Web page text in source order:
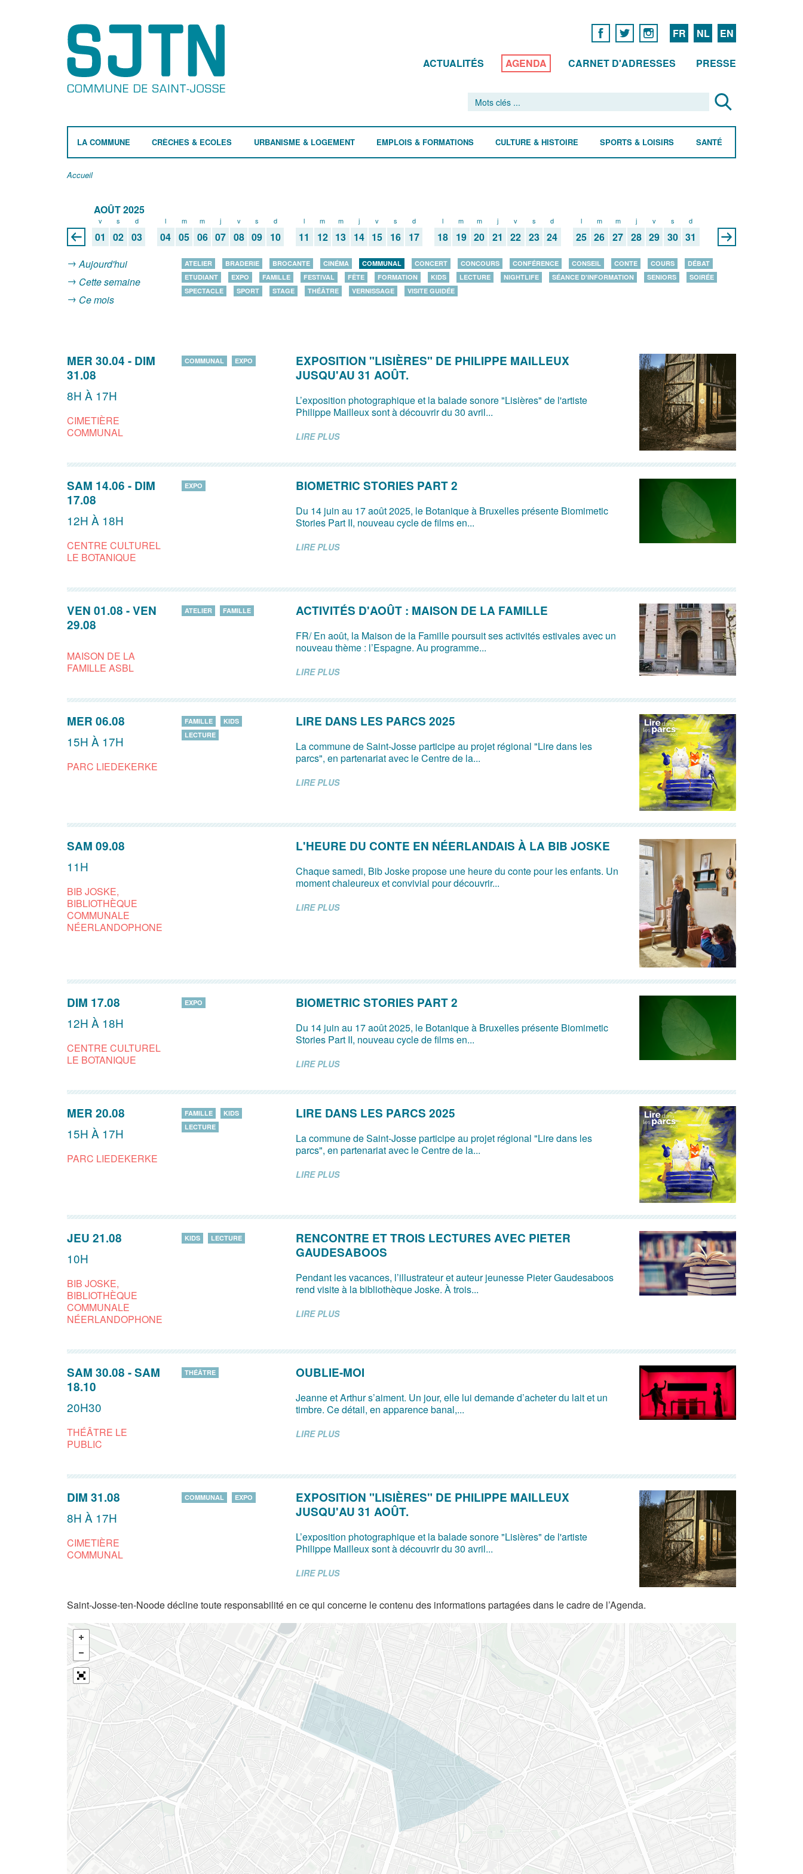
FR NL EN
ACTUALITÉS AGENDA CARNET D'ADRESSES PRESSE
LA COMMUNE CRÈCHES & ECOLES URBANISME & LOGEMENT EMPLOIS & FORMATIONS CULTURE & HISTOIRE SPORTS & LOISIRS SANTÉ
Accueil
AOÛT 2025
v
01
s
02
d
03
l
04
m
05
m
06
j
07
v
08
s
09
d
10
l
11
m
12
m
13
j
14
v
15
s
16
d
17
l
18
m
19
m
20
j
21
v
22
s
23
d
24
l
25
m
26
m
27
j
28
v
29
s
30
d
31
Aujourd'hui
Cette semaine
Ce mois
ATELIER BRADERIE BROCANTE CINÉMA COMMUNAL CONCERT CONCOURS CONFÉRENCE CONSEIL CONTE COURS
DÉBAT
ETUDIANT
EXPO FAMILLE FESTIVAL FÊTE FORMATION KIDS LECTURE NIGHTLIFE SÉANCE D'INFORMATION SENIORS
SOIRÉE
SPECTACLE
SPORT STAGE THÉÂTRE VERNISSAGE VISITE GUIDÉE
MER 30.04 - DIM
31.08
8H À 17H
CIMETIÈRE
COMMUNAL
COMMUNAL EXPO
EXPOSITION "LISIÈRES" DE PHILIPPE MAILLEUX
JUSQU'AU 31 AOÛT.
L’exposition photographique et la balade sonore "Lisières" de l'artiste
Philippe Mailleux sont à découvrir du 30 avril...
LIRE PLUS
SAM 14.06 - DIM
17.08
12H À 18H
CENTRE CULTUREL
LE BOTANIQUE
EXPO BIOMETRIC STORIES PART 2
Du 14 juin au 17 août 2025, le Botanique à Bruxelles présente Biomimetic
Stories Part II, nouveau cycle de films en...
LIRE PLUS
VEN 01.08 -VEN
29.08
MAISON DE LA
FAMILLE ASBL
ATELIER FAMILLE ACTIVITÉS D'AOÛT : MAISON DE LA FAMILLE
FR/ En août, la Maison de la Famille poursuit ses activités estivales avec un
nouveau thème : l’Espagne. Au programme...
LIRE PLUS
MER 06.08
15H À 17H
PARC LIEDEKERKE
FAMILLE
KIDS
LECTURE
LIRE DANS LES PARCS 2025
La commune de Saint-Josse participe au projet régional "Lire dans les
parcs", en partenariat avec le Centre de la...
LIRE PLUS
SAM 09.08
11H
BIB JOSKE,
BIBLIOTHÈQUE
COMMUNALE
NÉERLANDOPHONE
L'HEURE DU CONTE EN NÉERLANDAIS À LA BIB JOSKE
Chaque samedi, Bib Joske propose une heure du conte pour les enfants. Un
moment chaleureux et convivial pour découvrir...
LIRE PLUS
DIM 17.08
12H À 18H
CENTRE CULTUREL
LE BOTANIQUE
EXPO BIOMETRIC STORIES PART 2
Du 14 juin au 17 août 2025, le Botanique à Bruxelles présente Biomimetic
Stories Part II, nouveau cycle de films en...
LIRE PLUS
MER 20.08
15H À 17H
PARC LIEDEKERKE
FAMILLE
KIDS
LECTURE
LIRE DANS LES PARCS 2025
La commune de Saint-Josse participe au projet régional "Lire dans les
parcs", en partenariat avec le Centre de la...
LIRE PLUS
JEU 21.08
10H
BIB JOSKE,
BIBLIOTHÈQUE
COMMUNALE
NÉERLANDOPHONE
KIDS LECTURE
RENCONTRE ET TROIS LECTURES AVEC PIETER
GAUDESABOOS
Pendant les vacances, l’illustrateur et auteur jeunesse Pieter Gaudesaboos
rend visite à la bibliothèque Joske. À trois...
LIRE PLUS
SAM 30.08 -SAM
18.10
20H30
THÉÂTRE LE
PUBLIC
THÉÂTRE OUBLIE-MOI
Jeanne et Arthur s’aiment. Un jour, elle lui demande d’acheter du lait et un
timbre. Ce détail, en apparence banal,...
LIRE PLUS
DIM 31.08
8H À 17H
CIMETIÈRE
COMMUNAL
COMMUNAL EXPO
EXPOSITION "LISIÈRES" DE PHILIPPE MAILLEUX
JUSQU'AU 31 AOÛT.
L’exposition photographique et la balade sonore "Lisières" de l'artiste
Philippe Mailleux sont à découvrir du 30 avril...
LIRE PLUS
Saint-Josse-ten-Noode décline toute responsabilité en ce qui concerne le contenu des informations partagées dans le cadre de l’Agenda.